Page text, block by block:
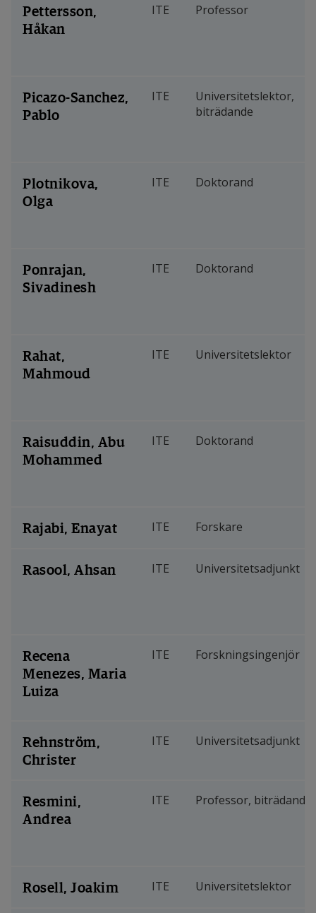
Pettersson,
Håkan
ITE Professor
Picazo-Sanchez,
Pablo
ITE
Universitetslektor,
biträdande
Plotnikova,
Olga
ITE Doktorand
Ponrajan,
Sivadinesh
ITE Doktorand
Rahat,
Mahmoud
ITE Universitetslektor
Raisuddin, Abu
Mohammed
ITE Doktorand
Rajabi, Enayat ITE Forskare
Rasool, Ahsan ITE Universitetsadjunkt
Recena
Menezes, Maria
Luiza
ITE Forskningsingenjör
Rehnström,
Christer
ITE Universitetsadjunkt
Resmini,
Andrea
ITE Professor, biträdande
Rosell, Joakim ITE Universitetslektor